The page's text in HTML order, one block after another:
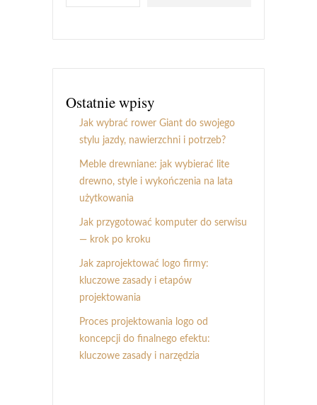
Ostatnie wpisy
Jak wybrać rower Giant do swojego
stylu jazdy, nawierzchni i potrzeb?
Meble drewniane: jak wybierać lite
drewno, style i wykończenia na lata
użytkowania
Jak przygotować komputer do serwisu
— krok po kroku
Jak zaprojektować logo firmy:
kluczowe zasady i etapów
projektowania
Proces projektowania logo od
koncepcji do finalnego efektu:
kluczowe zasady i narzędzia